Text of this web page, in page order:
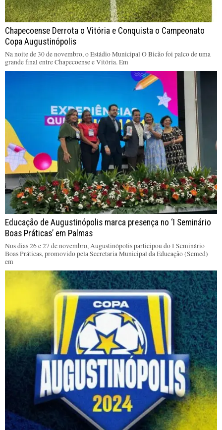
Chapecoense Derrota o Vitória e Conquista o Campeonato
Copa Augustinópolis
Na noite de 30 de novembro, o Estádio Municipal O Bicão foi palco de uma
grande final entre Chapecoense e Vitória. Em
Educação de Augustinópolis marca presença no ‘I Seminário
Boas Práticas’ em Palmas
Nos dias 26 e 27 de novembro, Augustinópolis participou do I Seminário
Boas Práticas, promovido pela Secretaria Municipal da Educação (Semed)
em